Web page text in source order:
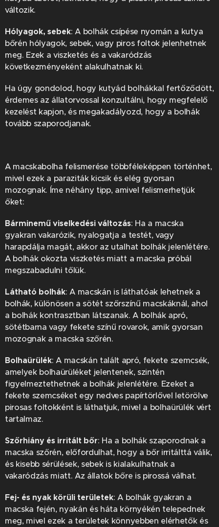
változik.
Hólyagok, sebek: A bolhák csípése nyomán a kutya
bőrén hólyagok, sebek, vagy piros foltok jelenhetnek
meg. Ezek a viszketés és a vakaródzás
következményeként alakulhatnak ki.
Ha úgy gondolod, hogy kutyád bolhákkal fertőződött,
érdemes az állatorvossal konzultálni, hogy megfelelő
kezelést kapjon, és megakadályozd, hogy a bolhák
tovább szaporodjanak.
A macskabolha felismerése többféleképpen történhet,
mivel ezek a paraziták kicsik és elég gyorsan
mozognak. Íme néhány tipp, amivel felismerhetjük
őket:
Bárminemű viselkedési változás: Ha a macska
gyakran vakarózik, nyalogatja a testét, vagy
harapdálja magát, akkor az utalhat bolhák jelenlétére.
A bolhák okozta viszketés miatt a macska próbál
megszabadulni tőlük.
Látható bolhák: A macskán is láthatóak lehetnek a
bolhák, különösen a sötét szőrszínű macskáknál, ahol
a bolhák kontrasztban látszanak. A bolhák apró,
sötétbarna vagy fekete színű rovarok, amik gyorsan
mozognak a macska szőrén.
Bolhaürülék: A macskán talált apró, fekete szemcsék,
amelyek bolhaürüléket jelentenek, szintén
figyelmeztethetnek a bolhák jelenlétére. Ezeket a
fekete szemcséket egy nedves papírtörlővel letörölve
pirosas foltokként is láthatjuk, mivel a bolhaürülék vért
tartalmaz.
Szőrhiány és irritált bőr: Ha a bolhák szaporodnak a
macska szőrén, előfordulhat, hogy a bőr irritálttá válik,
és kisebb sérülések, sebek is kialakulhatnak a
vakaródzás miatt. Az állatok bőre is pirossá válhat.
Fej- és nyak körüli területek: A bolhák gyakran a
macska fején, nyakán és háta környékén telepednek
meg, mivel ezek a területek könnyebben elérhetők és